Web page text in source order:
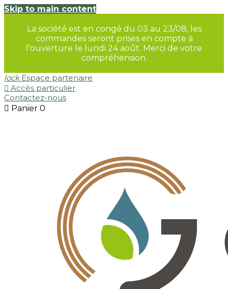
Skip to main content
La société est en congé du 03 au 23/08, les
commandes seront prises en compte à
l'ouverture le lundi 24 août. Merci de votre
compréhension.
lockEspace partenaire
 Accès particulier
Contactez-nous
 Panier 0